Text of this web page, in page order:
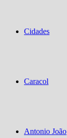
Cidades
Caracol
Antonio João